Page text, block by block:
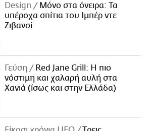
Design
Μόνο στα όνειρα: Τα
υπέροχα σπίτια του Ιμπέρ ντε
Ζιβανσί
Γεύση
Red Jane Grill: Η πιο
νόστιμη και χαλαρή αυλή στα
Χανιά (ίσως και στην Ελλάδα)